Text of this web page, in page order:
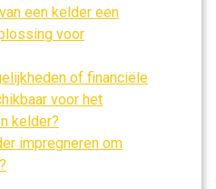
een kelder een
voor
of financiële
voor het
kelder?
impregneren om